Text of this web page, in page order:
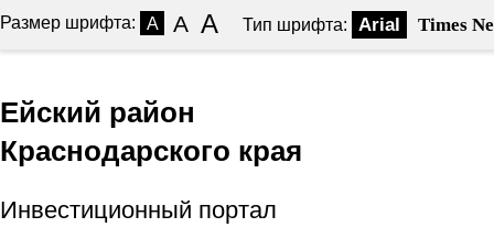
Размер шрифта: A A A Тип шрифта: Arial Times
Ейский район
Краснодарского края
Инвестиционный портал